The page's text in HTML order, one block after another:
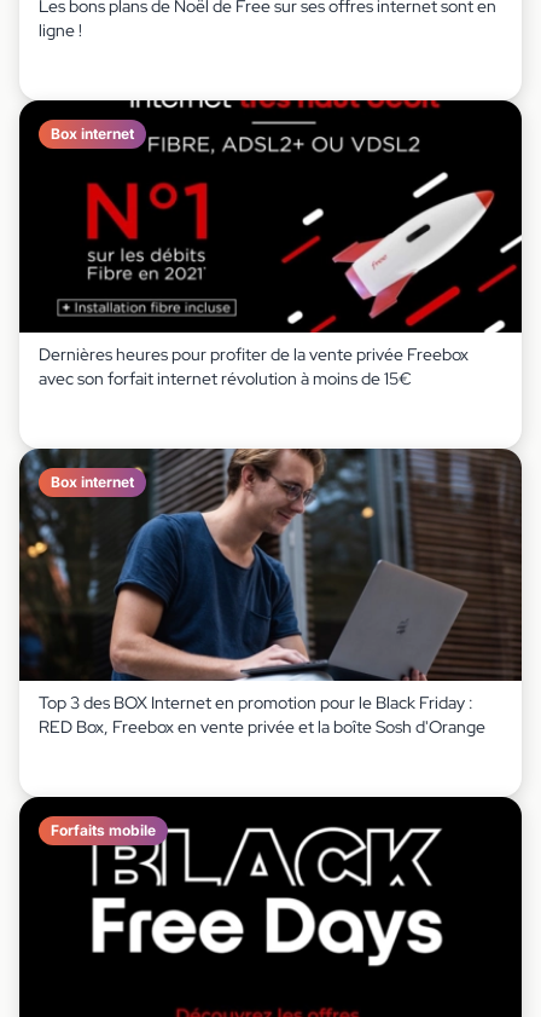
Les bons plans de Noël de Free sur ses offres internet sont en
ligne !
Box internet
Dernières heures pour profiter de la vente privée Freebox
avec son forfait internet révolution à moins de 15€
Box internet
Top 3 des BOX Internet en promotion pour le Black Friday :
RED Box, Freebox en vente privée et la boîte Sosh d'Orange
Forfaits mobile